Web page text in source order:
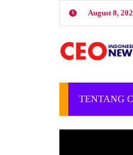
August 8,
TENTANG